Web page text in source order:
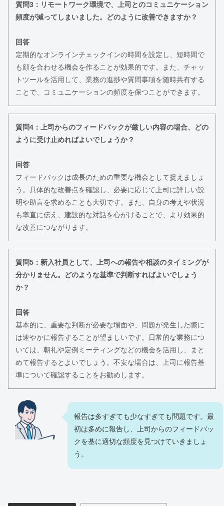
質問3：リモートワーク環境で、上司とのコミュニケーション
頻度が減ってしまいました。どのように改善できますか？
回答
定期的なオンラインチェックインの時間を設定し、短時間で
も顔を合わせる機会を作ることが効果的です。また、チャッ
トツールを活用して、業務の進捗や質問事項を随時共有する
ことで、コミュニケーションの頻度を保つことができます。
質問4：上司からのフィードバックが厳しい内容の場合、どの
ように受け止めればよいでしょうか？
回答
フィードバックは成長のための重要な機会として捉えましょ
う。具体的な改善点を確認し、必要に応じて上司に詳しい説
明や助言を求めることも大切です。また、自身の考えや状況
も率直に伝え、建設的な対話を心がけることで、より効果的
な改善につながります。
質問5：新入社員として、上司への報告や相談のタイミングが
分かりません。どのような基準で判断すればよいでしょう
か？
回答
基本的に、重要な判断が必要な場面や、問題が発生した際に
は速やかに報告することが望ましいです。日常的な業務につ
いては、朝礼や定例ミーティングなどの機会を活用し、まと
めて報告するとよいでしょう。不安な場合は、上司に報告基
準について確認することをお勧めします。
報告は多すぎても少なすぎても問題です。最
初は多めに報告し、上司からのフィードバッ
クを基に適切な頻度を見つけていきましょ
う。